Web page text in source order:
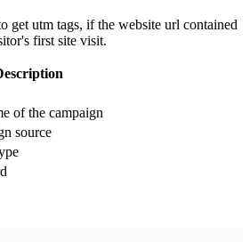
get utm tags, if the website url contained
first site visit.
of the campaign
source